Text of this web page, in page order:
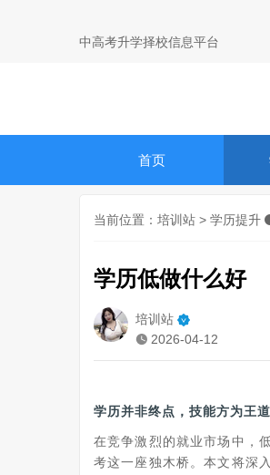
中高考升学择校信息平台
首页
当前位置： 培训站 > 学历提升
学历低做什么好
培训站
2026-04-12
学历并非终点，技能方为王
在竞争激烈的就业市场中，
考这一座独木桥。本文将深